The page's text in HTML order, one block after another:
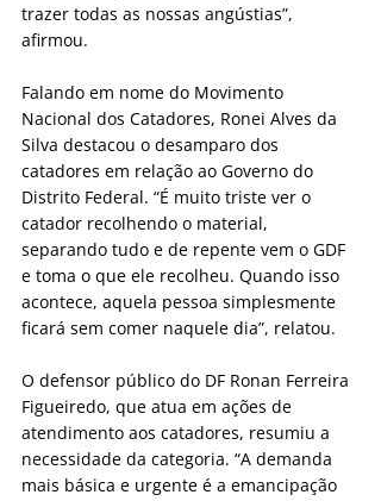
trazer todas as nossas angústias”,
afirmou.
Falando em nome do Movimento
Nacional dos Catadores, Ronei Alves da
Silva destacou o desamparo dos
catadores em relação ao Governo do
Distrito Federal. “É muito triste ver o
catador recolhendo o material,
separando tudo e de repente vem o GDF
e toma o que ele recolheu. Quando isso
acontece, aquela pessoa simplesmente
ficará sem comer naquele dia”, relatou.
O defensor público do DF Ronan Ferreira
Figueiredo, que atua em ações de
atendimento aos catadores, resumiu a
necessidade da categoria. “A demanda
mais básica e urgente é a emancipação